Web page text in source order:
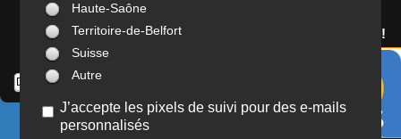
SOIRÉES / ANIMATIONS
LE PASS'COMTOIS !
Haute-Saône
Territoire-de-Belfort
Suisse
Autre
J’accepte les pixels de suivi pour des e-mails
personnalisés